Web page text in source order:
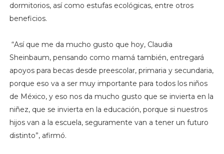
dormitorios, así como estufas ecológicas, entre otros
beneficios.
“Así que me da mucho gusto que hoy, Claudia
Sheinbaum, pensando como mamá también, entregará
apoyos para becas desde preescolar, primaria y secundaria,
porque eso va a ser muy importante para todos los niños
de México, y eso nos da mucho gusto que se invierta en la
niñez, que se invierta en la educación, porque si nuestros
hijos van a la escuela, seguramente van a tener un futuro
distinto”, afirmó.